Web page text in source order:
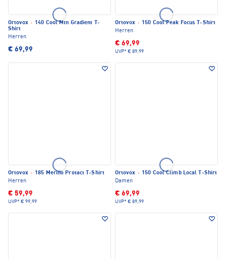
Ortovox · 140 Cool Mtn Gradient T-
Shirt
Herren
€ 69,99
Ortovox · 150 Cool Peak Focus T-Shirt
Herren
€ 69,99
UVP* € 89,99
Ortovox · 185 Merino Protact T-Shirt
Herren
€ 59,99
UVP* € 99,99
Ortovox · 150 Cool Climb Local T-Shirt
Damen
€ 69,99
UVP* € 89,99